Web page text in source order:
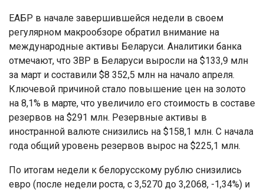
ЕАБР в начале завершившейся недели в своем
регулярном макрообзоре обратил внимание на
международные активы Беларуси. Аналитики банка
отмечают, что ЗВР в Беларуси выросли на $133,9 млн
за март и составили $8 352,5 млн на начало апреля.
Ключевой причиной стало повышение цен на золото
на 8,1% в марте, что увеличило его стоимость в составе
резервов на $291 млн. Резервные активы в
иностранной валюте снизились на $158,1 млн. С начала
года общий уровень резервов вырос на $225,1 млн.
По итогам недели к белорусскому рублю снизились
евро (после недели роста, с 3,5270 до 3,2068, -1,34%) и